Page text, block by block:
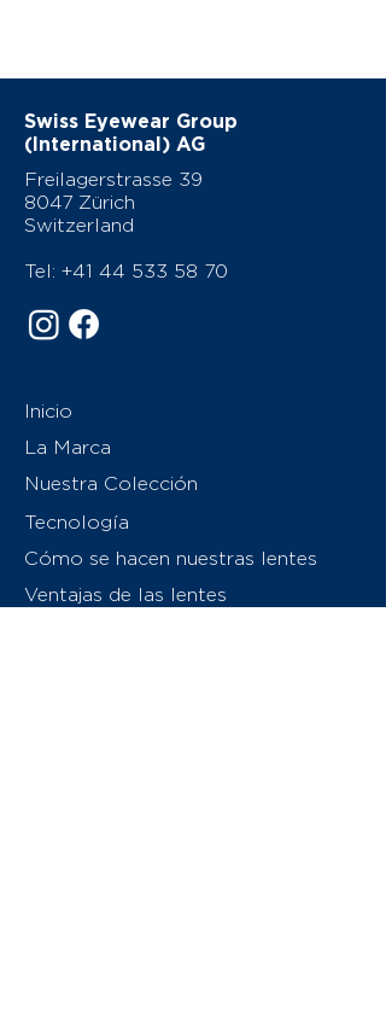
Swiss Eyewear Group
(International) AG
Freilagerstrasse 39
8047 Zürich
Switzerland
Tel: +41 44 533 58 70
Inicio
La Marca
Nuestra Colección
Tecnología
Cómo se hacen nuestras lentes
Ventajas de las lentes